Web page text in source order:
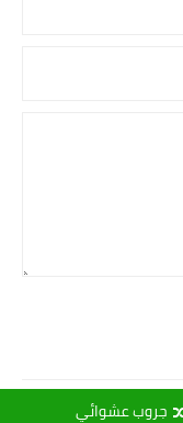
جروب عشوائي